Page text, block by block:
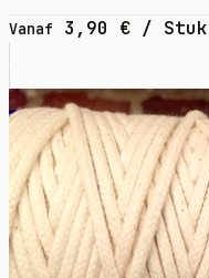
Vanaf 3,90 € / Stuk